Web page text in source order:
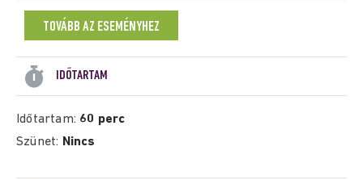
TOVÁBB AZ ESEMÉNYHEZ
IDŐTARTAM
Időtartam: 60 perc
Szünet: Nincs